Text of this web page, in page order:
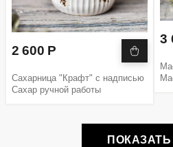
2 600 Р
Сахарница "Крафт" с надписью
Сахар ручной работы
3